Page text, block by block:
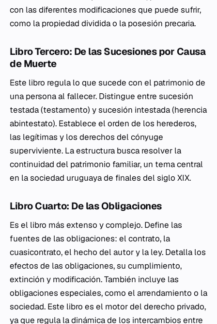
con las diferentes modificaciones que puede sufrir,
como la propiedad dividida o la posesión precaria.
Libro Tercero: De las Sucesiones por Causa
de Muerte
Este libro regula lo que sucede con el patrimonio de
una persona al fallecer. Distingue entre sucesión
testada (testamento) y sucesión intestada (herencia
abintestato). Establece el orden de los herederos,
las legítimas y los derechos del cónyuge
superviviente. La estructura busca resolver la
continuidad del patrimonio familiar, un tema central
en la sociedad uruguaya de finales del siglo XIX.
Libro Cuarto: De las Obligaciones
Es el libro más extenso y complejo. Define las
fuentes de las obligaciones: el contrato, la
cuasicontrato, el hecho del autor y la ley. Detalla los
efectos de las obligaciones, su cumplimiento,
extinción y modificación. También incluye las
obligaciones especiales, como el arrendamiento o la
sociedad. Este libro es el motor del derecho privado,
ya que regula la dinámica de los intercambios entre